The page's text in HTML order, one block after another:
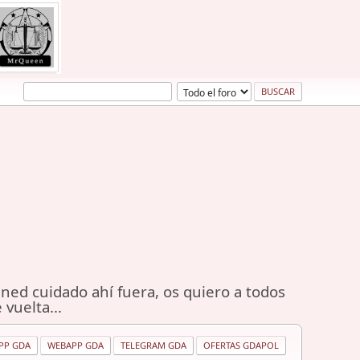
cuidado ahí fuera, os quiero a todos
vuelta...
GDA WEBAPP GDA TELEGRAM GDA OFERTAS GDAPOL